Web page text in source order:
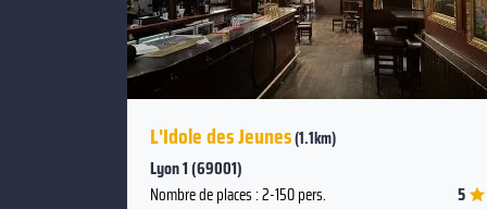
L'Idole des Jeunes(1.1km)
Lyon 1 (69001)
Nombre de places : 2-150 pers. 5